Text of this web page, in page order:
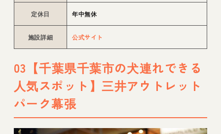
定休日 年中無休
施設詳細 公式サイト
03【千葉県千葉市の犬連れできる
人気スポット】三井アウトレット
パーク幕張